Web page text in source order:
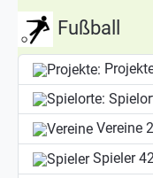
Fußball
Vereine
Spieler